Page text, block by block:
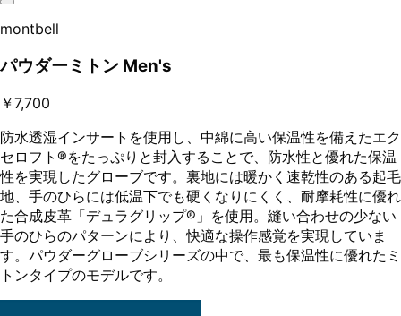
montbell
パウダーミトン Men's
￥7,700
防水透湿インサートを使用し、中綿に高い保温性を備えたエク
セロフト®をたっぷりと封入することで、防水性と優れた保温
性を実現したグローブです。裏地には暖かく速乾性のある起毛
地、手のひらには低温下でも硬くなりにくく、耐摩耗性に優れ
た合成皮革「デュラグリップ®」を使用。縫い合わせの少ない
手のひらのパターンにより、快適な操作感覚を実現していま
す。パウダーグローブシリーズの中で、最も保温性に優れたミ
トンタイプのモデルです。